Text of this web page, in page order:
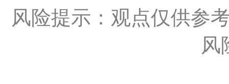
风险提示：观点仅供参
风